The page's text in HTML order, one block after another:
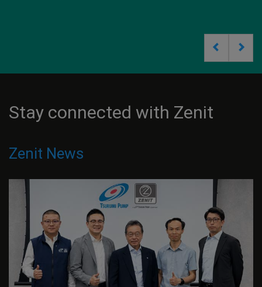
Stay connected with Zenit
Zenit News